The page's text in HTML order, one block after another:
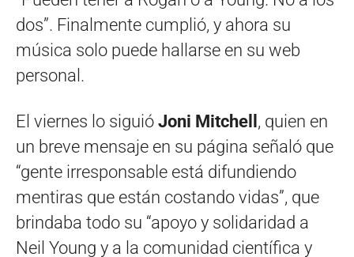
dos”. Finalmente cumplió, y ahora su
música solo puede hallarse en su web
personal.
El viernes lo siguió Joni Mitchell , quien en
un breve mensaje en su página señaló que
“gente irresponsable está difundiendo
mentiras que están costando vidas”, que
brindaba todo su “apoyo y solidaridad a
Neil Young y a la comunidad científica y